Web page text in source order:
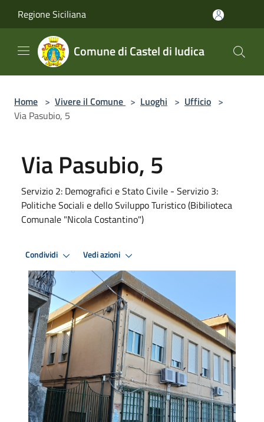
Regione Siciliana
Comune di Castel di Iudica
Home > Vivere il Comune > Luoghi > Ufficio >
Via Pasubio, 5
Via Pasubio, 5
Servizio 2: Demografici e Stato Civile - Servizio 3:
Politiche Sociali e dello Sviluppo Turistico (Bibilioteca
Comunale "Nicola Costantino")
Condividi Vedi azioni